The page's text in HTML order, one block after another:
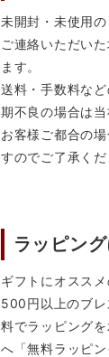
未開封・未使用
ご連絡いただい
ます。
送料・手数料な
期不良の場合は当
お客様ご都合の
すのでご了承くだ
ラッピン
ギフトにオスス
500円以上のブレ
料でラッピング
へ「無料ラッピン